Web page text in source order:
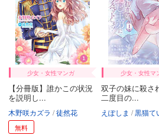
少女・女性マンガ
【分冊版】誰かこの状況
を説明し...
木野咲カズラ 徒然花
無料
少女・女性マ
双子の妹に殺さ
二度目の...
えぽしま 黒猫て